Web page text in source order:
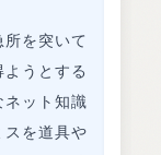
を突いて
うとする
ネット知識
スを道具や